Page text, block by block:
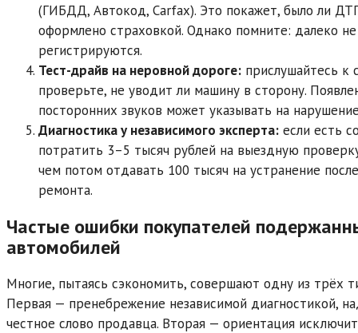
(ГИБДД, Автокод, Carfax). Это покажет, было ли
оформлено страховкой. Однако помните: далеко
регистрируются.
Тест-драйв на неровной дороге: прислушайтесь к
проверьте, не уводит ли машину в сторону.
посторонних звуков может указывать на
Диагностика у независимого эксперта: если есть
потратить 3–5 тысяч рублей на выездную
чем потом отдавать 100 тысяч на устранение
ремонта.
Частые ошибки покупателей
автомобилей
Многие, пытаясь сэкономить, совершают одну из трёх
Первая — пренебрежение независимой диагностикой,
честное слово продавца. Вторая — ориентация